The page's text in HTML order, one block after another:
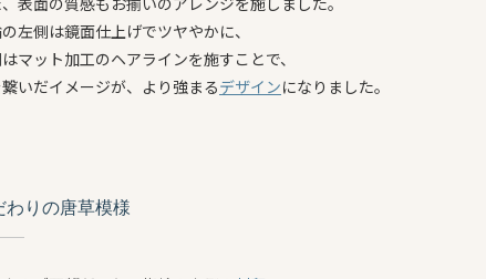
左側は鏡面仕上げでツヤやかに、
マット加工のヘアラインを施すことで、
いだイメージが、より強まるデザインになりました。
わりの唐草模様